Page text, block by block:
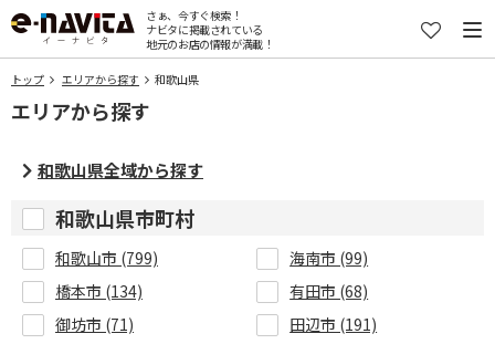
さぁ、今すぐ検索！
ナビタに掲載されている
地元のお店の情報が満載！
トップ エリアから探す 和歌山県
エリアから探す
和歌山県全域から探す
和歌山県市町村
和歌山市 (799)
海南市 (99)
橋本市 (134)
有田市 (68)
御坊市 (71)
田辺市 (191)